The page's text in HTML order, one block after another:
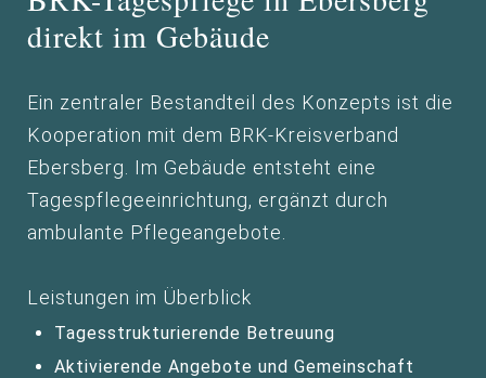
direkt im Gebäude
Ein zentraler Bestandteil des Konzepts ist die
Kooperation mit dem BRK-Kreisverband
Ebersberg. Im Gebäude entsteht eine
Tagespflegeeinrichtung, ergänzt durch
ambulante Pflegeangebote.
Leistungen im Überblick
Tagesstrukturierende Betreuung
Aktivierende Angebote und Gemeinschaft